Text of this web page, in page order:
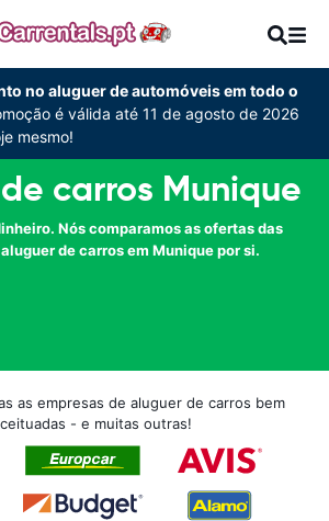
no aluguer de automóveis em todo o
é válida até 11 de agosto de 2026
mesmo!
carros Munique
Nós comparamos as ofertas das
de carros em Munique por si.
as empresas de aluguer de carros bem
- e muitas outras!